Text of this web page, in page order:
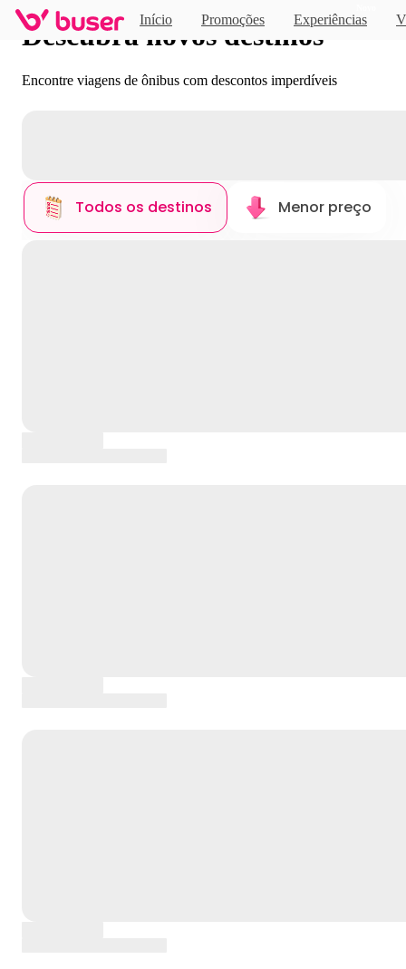
Início Promoções Experiências
Descubra novos destinos
Encontre viagens de ônibus com descontos imperdíveis
Todos os destinos Menor preço